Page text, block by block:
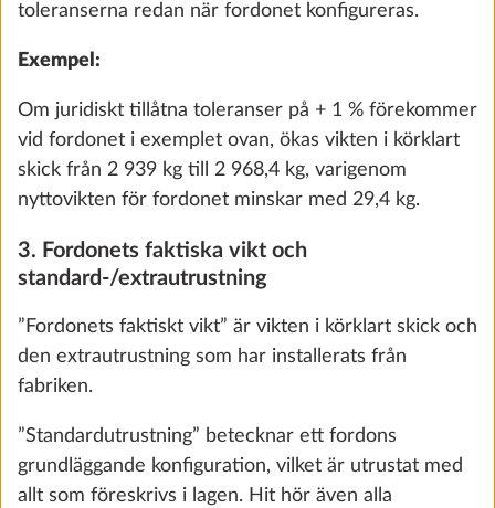
Cykelställ THULE monterat fram för två
cyklar, maxlast 60 kg
5 370 kr
toleranserna redan när fordonet konfigureras.
Exempel:
Om juridiskt tillåtna toleranser på + 1 % förekommer
vid fordonet i exemplet ovan, ökas vikten i körklart
skick från 2 939 kg till 2 968,4 kg, varigenom
nyttovikten för fordonet minskar med 29,4 kg.
3. Fordonets faktiska vikt och
standard-/extrautrustning
”Fordonets faktiskt vikt” är vikten i körklart skick och
den extrautrustning som har installerats från
fabriken.
”Standardutrustning” betecknar ett fordons
grundläggande konfiguration, vilket är utrustat med
allt som föreskrivs i lagen. Hit hör även alla